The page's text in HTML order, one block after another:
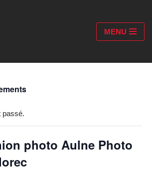
MENU
passé.
photo Aulne Photo